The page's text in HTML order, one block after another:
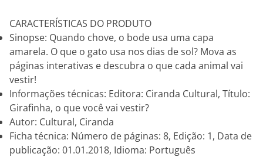
CARACTERÍSTICAS DO PRODUTO
Sinopse: Quando chove, o bode usa uma capa
amarela. O que o gato usa nos dias de sol? Mova as
páginas interativas e descubra o que cada animal vai
vestir!
Informações técnicas: Editora: Ciranda Cultural, Título:
Girafinha, o que você vai vestir?
Autor: Cultural, Ciranda
Ficha técnica: Número de páginas: 8, Edição: 1, Data de
publicação: 01.01.2018, Idioma: Português